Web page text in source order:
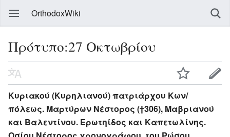
OrthodoxWiki
Πρότυπο:27 Οκτωβρίου
Κυριακού (Κυρηλιανού) πατριάρχου Κων/
πόλεως. Μαρτύρων Νέστορος (†306), Μαβριανού
και Βαλεντίνου. Ερωτηίδος και Καπετωλίνης.